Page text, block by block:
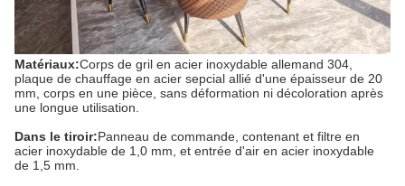
Matériaux:Corps de gril en acier inoxydable allemand 304,
plaque de chauffage en acier sepcial allié d'une épaisseur de 20
mm, corps en une pièce, sans déformation ni décoloration après
une longue utilisation.
Dans le tiroir:Panneau de commande, contenant et filtre en
acier inoxydable de 1,0 mm, et entrée d'air en acier inoxydable
de 1,5 mm.